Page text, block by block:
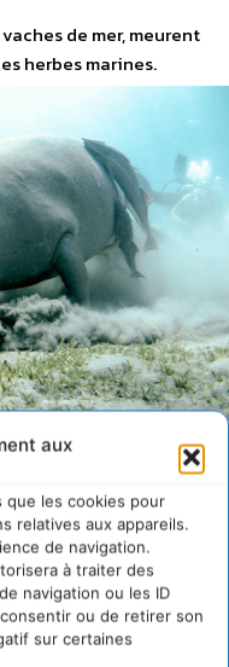
aux
que les cookies pour
relatives aux appareils.
de navigation.
à traiter des
navigation ou les ID
ou de retirer son
sur certaines
de mer, meurent
herbes marines.
meurent de faim à cause de la
sont un